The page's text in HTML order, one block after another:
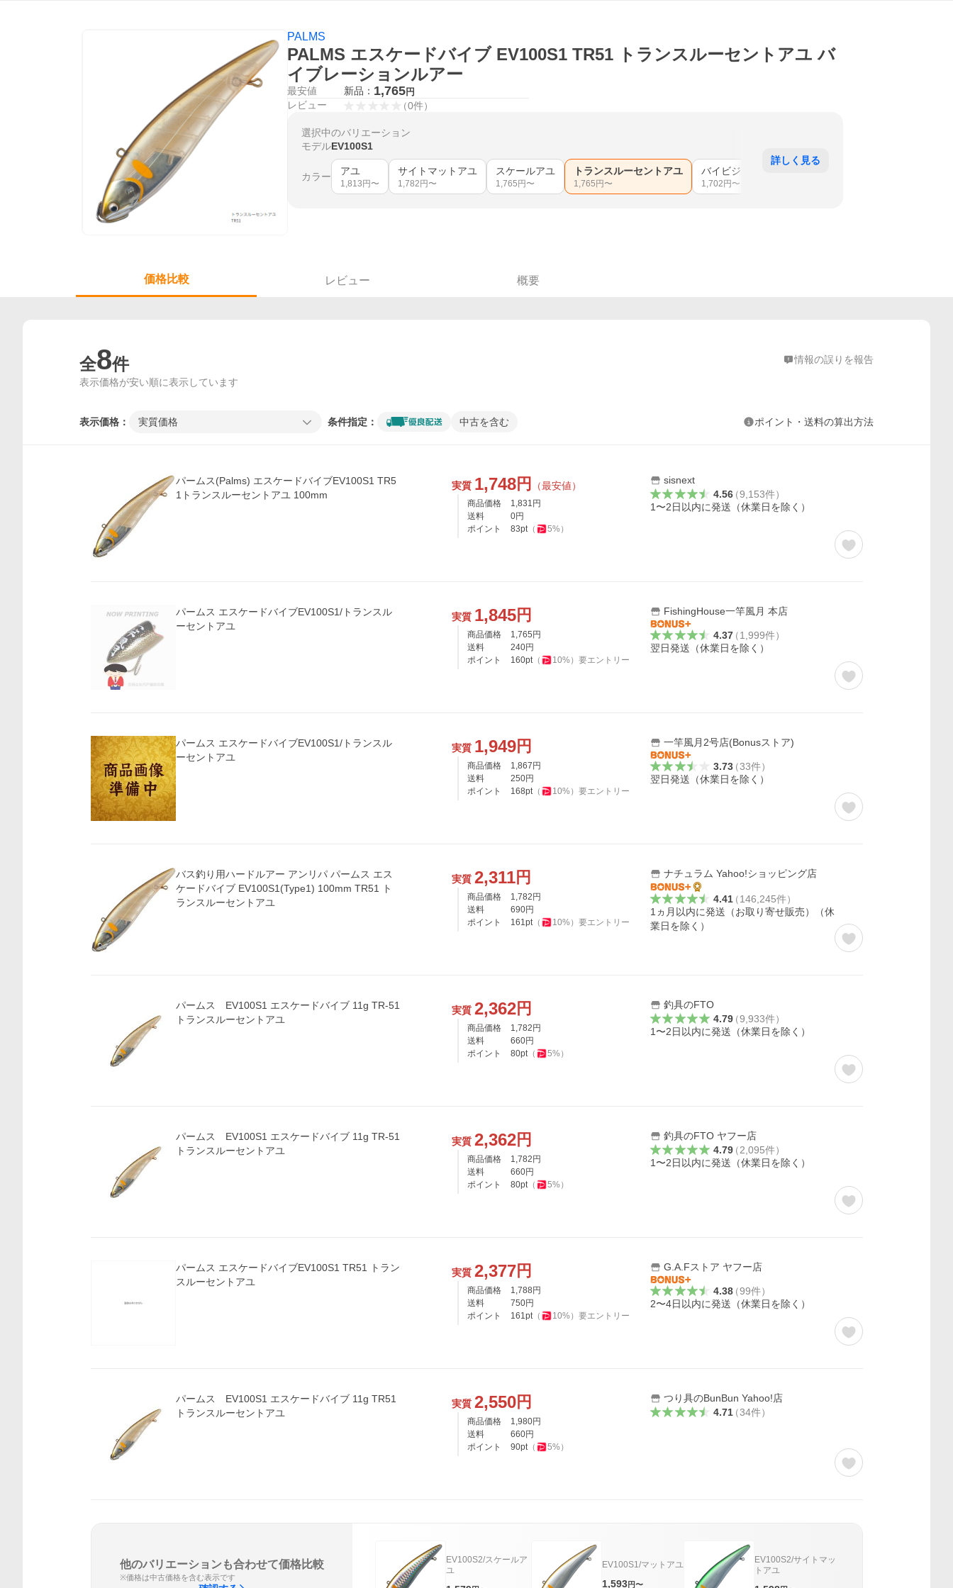
PALMS
PALMS エスケードバイブ EV100S1 TR51 トランスルーセントアユ バ
イブレーションルアー
最安値 新品： 1,765円
レビュー （0件）
選択中のバリエーション
モデルEV100S1
カラー アユ
1,813 円〜
サイトマットアユ
1,782 円〜
スケールアユ
1,765 円〜
トランスルーセントアユ
1,765 円〜
バイビジブルアユ
1,702 円〜
詳しく見る
価格比較 レビュー 概要
全8件 情報の誤りを報告
表示価格が安い順に表示しています
表示価格： 実質価格 条件指定： 中古を含む ポイント・送料の算出方法
パームス(Palms) エスケードバイブEV100S1 TR5
1トランスルーセントアユ 100mm
実質 1,748円 （最安値）
商品価格 1,831 円
送料
0円
ポイント
83pt（ 5%）
sisnext
4.56（9,153件）
1〜2日以内に発送（休業日を除く）
パームス エスケードバイブEV100S1/トランスル
ーセントアユ
実質 1,845円
商品価格 1,765 円
送料
240円
ポイント
160pt（ 10%） 要エントリー
FishingHouse一竿風月 本店
4.37（1,999件）
翌日発送（休業日を除く）
パームス エスケードバイブEV100S1/トランスル
ーセントアユ
実質 1,949円
商品価格 1,867 円
送料
250円
ポイント
168pt（ 10%） 要エントリー
一竿風月2号店(Bonusストア)
3.73（33件）
翌日発送（休業日を除く）
バス釣り用ハードルアー アンリパ パームス エス
ケードバイブ EV100S1(Type1) 100mm TR51 ト
ランスルーセントアユ
実質 2,311円
商品価格 1,782 円
送料
690円
ポイント
161pt（ 10%） 要エントリー
ナチュラム Yahoo!ショッピング店
4.41（146,245件）
1ヵ月以内に発送（お取り寄せ販売）（休
業日を除く）
パームス EV100S1 エスケードバイブ 11g TR-51
トランスルーセントアユ
実質 2,362円
商品価格 1,782 円
送料
660円
ポイント
80pt（ 5%）
釣具のFTO
4.79（9,933件）
1〜2日以内に発送（休業日を除く）
パームス EV100S1 エスケードバイブ 11g TR-51
トランスルーセントアユ
実質 2,362円
商品価格 1,782 円
送料
660円
ポイント
80pt（ 5%）
釣具のFTO ヤフー店
4.79（2,095件）
1〜2日以内に発送（休業日を除く）
パームス エスケードバイブEV100S1 TR51 トラン
スルーセントアユ
実質 2,377円
商品価格 1,788 円
送料
750円
ポイント
161pt（ 10%） 要エントリー
G.A.Fストア ヤフー店
4.38（99件）
2〜4日以内に発送（休業日を除く）
パームス EV100S1 エスケードバイブ 11g TR51
トランスルーセントアユ
実質 2,550円
商品価格 1,980円
送料
660円
ポイント
90pt（ 5%）
つり具のBunBun Yahoo!店
4.71（34件）
他のバリエーションも合わせて価格比較
※価格は中古価格を含む表示です
EV100S2/スケールア
ユ
EV100S1/マットアユ
1,593円〜
EV100S2/サイトマッ
トアユ